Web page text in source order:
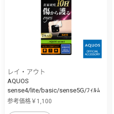
レイ・アウト
AQUOS
sense4/lite/basic/sense5G/ﾌｨﾙﾑ
...
参考価格￥1,100